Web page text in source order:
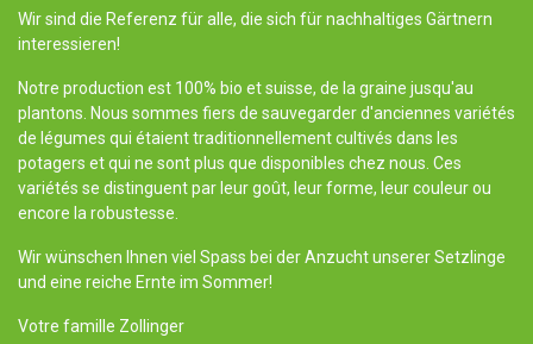
Wir sind die Referenz für alle, die sich für nachhaltiges Gärtnern
interessieren!
Notre production est 100% bio et suisse, de la graine jusqu'au
plantons. Nous sommes fiers de sauvegarder d'anciennes variétés
de légumes qui étaient traditionnellement cultivés dans les
potagers et qui ne sont plus que disponibles chez nous. Ces
variétés se distinguent par leur goût, leur forme, leur couleur ou
encore la robustesse.
Wir wünschen Ihnen viel Spass bei der Anzucht unserer Setzlinge
und eine reiche Ernte im Sommer!
Votre famille Zollinger